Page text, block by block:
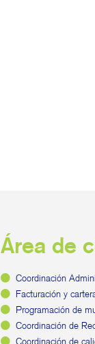
Área de
Coordinación
Facturación y
Programación de
Coordinación de
Coordinación de